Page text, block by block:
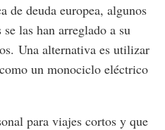
de deuda europea, algunos
las han arreglado a su
Una alternativa es utilizar
un monociclo eléctrico
para viajes cortos y que